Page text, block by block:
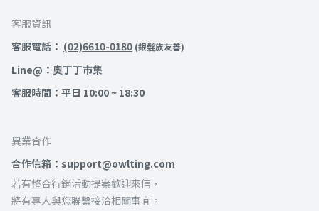
客服資訊
客服電話： (02)6610-0180 (銀髮族友善)
Line@： 奧丁丁市集
客服時間：平日 10:00 ~ 18:30
異業合作
合作信箱：support@owlting.com
若有整合行銷活動提案歡迎來信，
將有專人與您聯繫接洽相關事宜。